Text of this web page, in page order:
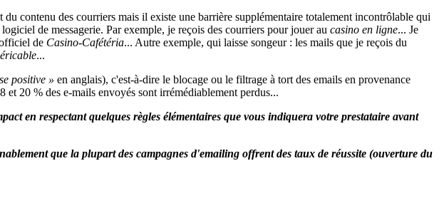
contenu des courriers mais il existe une barrière supplémentaire totalement incontrôlable qui
de messagerie. Par exemple, je reçois des courriers pour jouer au casino en ligne... Je
de Casino-Cafétéria... Autre exemple, qui laisse songeur : les mails que je reçois du
...
positive » en anglais), c'est-à-dire le blocage ou le filtrage à tort des emails en provenance
et 20 % des e-mails envoyés sont irrémédiablement perdus...
en respectant quelques règles élémentaires que vous indiquera votre prestataire avant
que la plupart des campagnes d'emailing offrent des taux de réussite (ouverture du